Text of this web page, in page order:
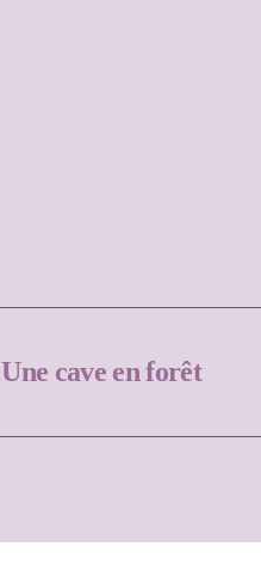
Une cave en forêt